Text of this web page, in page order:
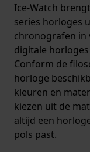
Ice-Watch
series horloges
chronografen in
digitale
Conform de
horloge
kleuren en
kiezen uit de
altijd een
pols past.